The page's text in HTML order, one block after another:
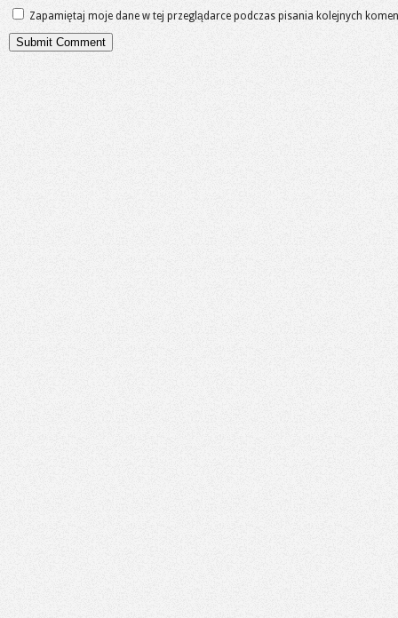
Zapamiętaj moje dane w tej przeglądarce podczas pisania kolejnych